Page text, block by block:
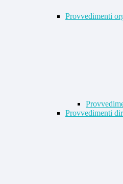
Provvedimenti
Provvedimenti